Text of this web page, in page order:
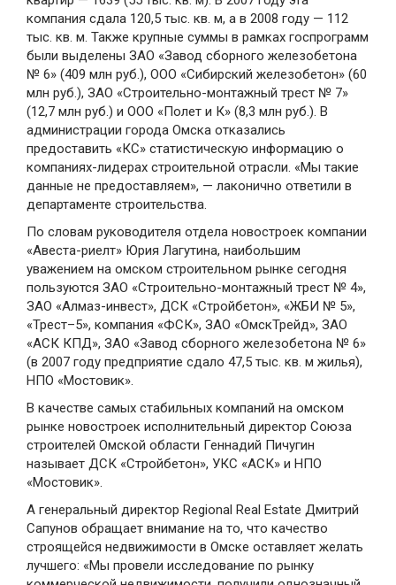
компания сдала 120,5 тыс. кв. м, а в 2008 году — 112
тыс. кв. м. Также крупные суммы в рамках госпрограмм
были выделены ЗАО «Завод сборного железобетона
№ 6» (409 млн руб.), ООО «Сибирский железобетон» (60
млн руб.), ЗАО «Строительно-монтажный трест № 7»
(12,7 млн руб.) и ООО «Полет и К» (8,3 млн руб.). В
администрации города Омска отказались
предоставить «КС» статистическую информацию о
компаниях-лидерах строительной отрасли. «Мы такие
данные не предоставляем», — лаконично ответили в
департаменте строительства.
По словам руководителя отдела новостроек компании
«Авеста-риелт» Юрия Лагутина, наибольшим
уважением на омском строительном рынке сегодня
пользуются ЗАО «Строительно-монтажный трест № 4»,
ЗАО «Алмаз-инвест», ДСК «Стройбетон», «ЖБИ № 5»,
«Трест–5», компания «ФСК», ЗАО «ОмскТрейд», ЗАО
«АСК КПД», ЗАО «Завод сборного железобетона № 6»
(в 2007 году предприятие сдало 47,5 тыс. кв. м жилья),
НПО «Мостовик».
В качестве самых стабильных компаний на омском
рынке новостроек исполнительный директор Союза
строителей Омской области Геннадий Пичугин
называет ДСК «Стройбетон», УКС «АСК» и НПО
«Мостовик».
А генеральный директор Regional Real Estate Дмитрий
Сапунов обращает внимание на то, что качество
строящейся недвижимости в Омске оставляет желать
лучшего: «Мы провели исследование по рынку